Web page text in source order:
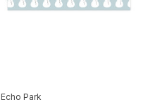
Echo Park